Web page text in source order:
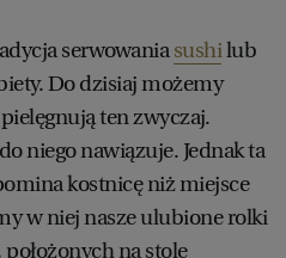
serwowaniasushilub
Do dzisiaj możemy
ten zwyczaj.
niego nawiązuje. Jednak ta
kostnicę niż miejsce
w niej nasze ulubione rolki
na stole